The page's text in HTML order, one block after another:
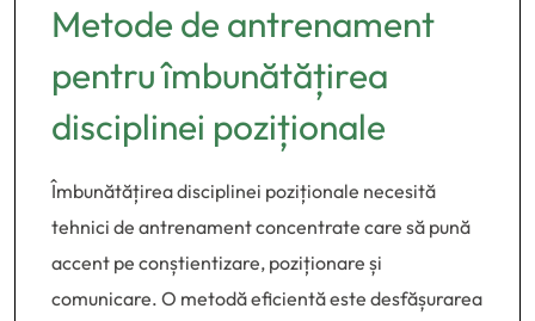
Metode de antrenament
pentru îmbunătățirea
disciplinei poziționale
Îmbunătățirea disciplinei poziționale necesită
tehnici de antrenament concentrate care să pună
accent pe conștientizare, poziționare și
comunicare. O metodă eficientă este desfășurarea